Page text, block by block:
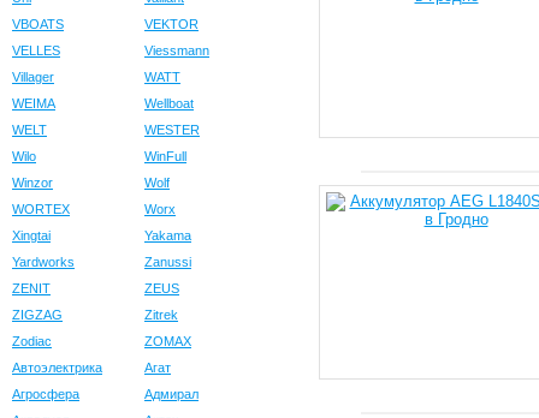
VBOATS
VEKTOR
VELLES
Viessmann
Villager
WATT
WEIMA
Wellboat
WELT
WESTER
Wilo
WinFull
Winzor
Wolf
WORTEX
Worx
Xingtai
Yakama
Yardworks
Zanussi
ZENIT
ZEUS
ZIGZAG
Zitrek
Zodiac
ZOMAX
Автоэлектрика
Агат
Агросфера
Адмирал